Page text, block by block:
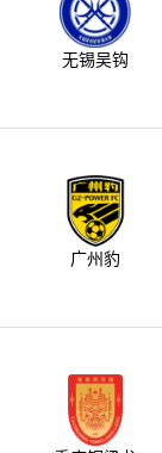
无锡吴钩
广州豹